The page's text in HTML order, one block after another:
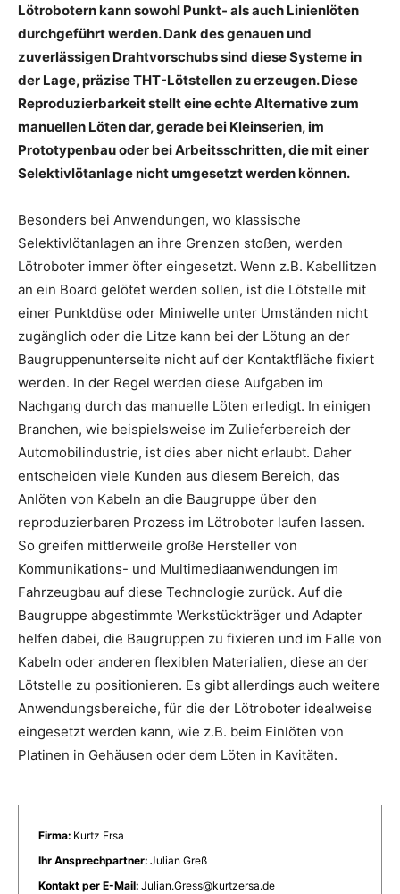
Lötrobotern kann sowohl Punkt- als auch Linienlöten
durchgeführt werden. Dank des genauen und
zuverlässigen Drahtvorschubs sind diese Systeme in
der Lage, präzise THT-Lötstellen zu erzeugen. Diese
Reproduzierbarkeit stellt eine echte Alternative zum
manuellen Löten dar, gerade bei Kleinserien, im
Prototypenbau oder bei Arbeitsschritten, die mit einer
Selektivlötanlage nicht umgesetzt werden können.
Besonders bei Anwendungen, wo klassische
Selektivlötanlagen an ihre Grenzen stoßen, werden
Lötroboter immer öfter eingesetzt. Wenn z.B. Kabellitzen
an ein Board gelötet werden sollen, ist die Lötstelle mit
einer Punktdüse oder Miniwelle unter Umständen nicht
zugänglich oder die Litze kann bei der Lötung an der
Baugruppenunterseite nicht auf der Kontaktfläche fixiert
werden. In der Regel werden diese Aufgaben im
Nachgang durch das manuelle Löten erledigt. In einigen
Branchen, wie beispielsweise im Zulieferbereich der
Automobilindustrie, ist dies aber nicht erlaubt. Daher
entscheiden viele Kunden aus diesem Bereich, das
Anlöten von Kabeln an die Baugruppe über den
reproduzierbaren Prozess im Lötroboter laufen lassen.
So greifen mittlerweile große Hersteller von
Kommunikations- und Multimediaanwendungen im
Fahrzeugbau auf diese Technologie zurück. Auf die
Baugruppe abgestimmte Werkstückträger und Adapter
helfen dabei, die Baugruppen zu fixieren und im Falle von
Kabeln oder anderen flexiblen Materialien, diese an der
Lötstelle zu positionieren. Es gibt allerdings auch weitere
Anwendungsbereiche, für die der Lötroboter idealweise
eingesetzt werden kann, wie z.B. beim Einlöten von
Platinen in Gehäusen oder dem Löten in Kavitäten.
Firma: Kurtz Ersa
Ihr Ansprechpartner: Julian Greß
Kontakt per E-Mail: Julian.Gress@kurtzersa.de